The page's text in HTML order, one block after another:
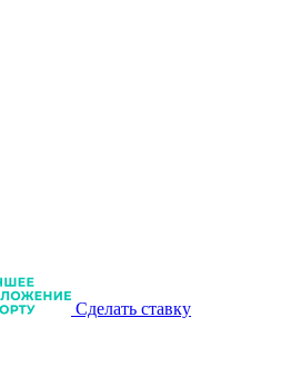
Сделать ставку